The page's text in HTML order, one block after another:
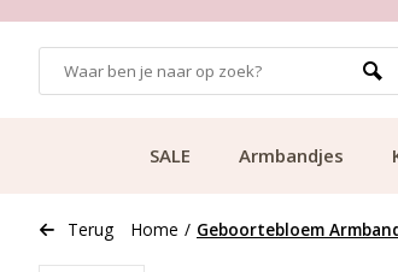
SALE Armbandjes
Terug Home / Geboortebloem